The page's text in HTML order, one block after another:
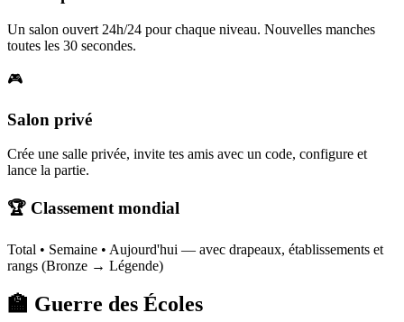
Un salon ouvert 24h/24 pour chaque niveau. Nouvelles manches
toutes les 30 secondes.
🎮
Salon privé
Crée une salle privée, invite tes amis avec un code, configure et
lance la partie.
🏆 Classement mondial
Total • Semaine • Aujourd'hui — avec drapeaux, établissements et
rangs (Bronze → Légende)
🏫 Guerre des Écoles